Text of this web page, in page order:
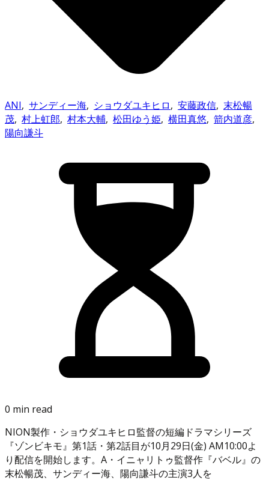
ANI, サンディー海, ショウダユキヒロ, 安藤政信, 末松暢
茂, 村上虹郎, 村本大輔, 松田ゆう姫, 横田真悠, 箭内道彦,
陽向謙斗
0 min read
NION製作・ショウダユキヒロ監督の短編ドラマシリーズ
『ゾンビキモ』第1話・第2話目が10月29日(金) AM10:00よ
り配信を開始します。A・イニャリトゥ監督作『バベル』の
末松暢茂、サンディー海、陽向謙斗の主演3人を